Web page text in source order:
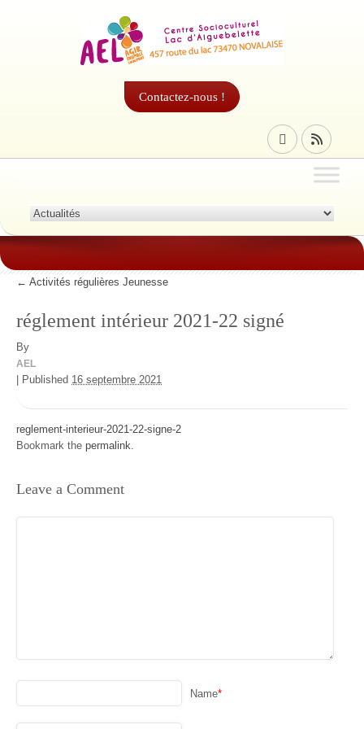
Contactez-nous !
← Activités régulières Jeunesse
réglement intérieur 2021-22 signé
By
AEL
Published 16 septembre 2021
reglement-interieur-2021-22-signe-2
Bookmark the permalink.
Leave a Comment
Name*